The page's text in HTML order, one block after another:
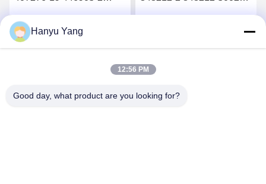
ャーのタービンホイール
シャフト最高 の 価格 を 入手 す
Hanyu Yang
12:56 PM
Good day, what product are you looking for?